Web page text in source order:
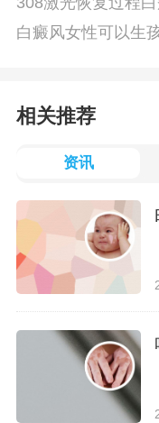
白癜风女性可以生
相关推荐
资讯